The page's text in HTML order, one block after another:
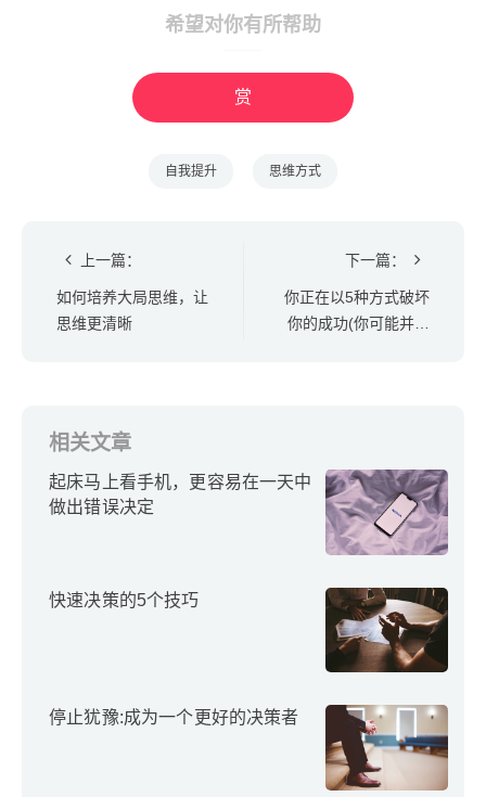
希望对你有所帮助
赏
自我提升 思维方式
上一篇：
如何培养大局思维，让
思维更清晰
下一篇：
你正在以5种方式破坏
你的成功(你可能并不
相关文章
起床马上看手机，更容易在一天中
做出错误决定
快速决策的5个技巧
停止犹豫:成为一个更好的决策者